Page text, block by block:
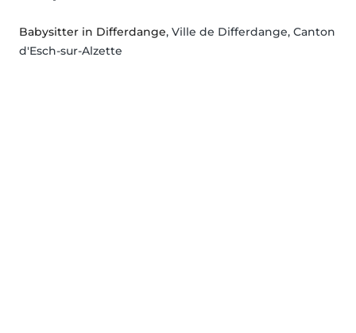
Babysitter in Differdange, Ville de Differdange, Canton
d'Esch-sur-Alzette